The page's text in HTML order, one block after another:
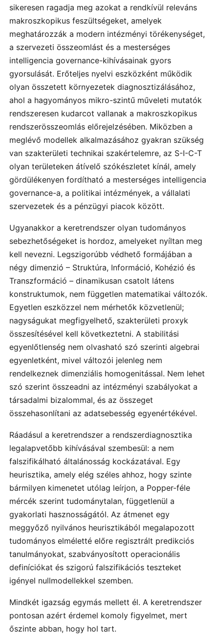
sikeresen ragadja meg azokat a rendkívül releváns
makroszkopikus feszültségeket, amelyek
meghatározzák a modern intézményi törékenységet,
a szervezeti összeomlást és a mesterséges
intelligencia governance-kihívásainak gyors
gyorsulását. Erőteljes nyelvi eszközként működik
olyan összetett környezetek diagnosztizálásához,
ahol a hagyományos mikro-szintű műveleti mutatók
rendszeresen kudarcot vallanak a makroszkopikus
rendszerösszeomlás előrejelzésében. Miközben a
meglévő modellek alkalmazásához gyakran szükség
van szakterületi technikai szakértelemre, az S-I-C-T
olyan területeken átívelő szókészletet kínál, amely
gördülékenyen fordítható a mesterséges intelligencia
governance-a, a politikai intézmények, a vállalati
szervezetek és a pénzügyi piacok között.
Ugyanakkor a keretrendszer olyan tudományos
sebezhetőségeket is hordoz, amelyeket nyíltan meg
kell nevezni. Legszigorúbb védhető formájában a
négy dimenzió – Struktúra, Információ, Kohézió és
Transzformáció – dinamikusan csatolt látens
konstruktumok, nem független matematikai változók.
Egyetlen eszközzel nem mérhetők közvetlenül;
nagyságukat megfigyelhető, szakterületi proxyk
összesítésével kell következtetni. A stabilitási
egyenlőtlenség nem olvasható szó szerinti algebrai
egyenletként, mivel változói jelenleg nem
rendelkeznek dimenziális homogenitással. Nem lehet
szó szerint összeadni az intézményi szabályokat a
társadalmi bizalommal, és az összeget
összehasonlítani az adatsebesség egyenértékével.
Ráadásul a keretrendszer a rendszerdiagnosztika
legalapvetőbb kihívásával szembesül: a nem
falszifikálható általánosság kockázatával. Egy
heurisztika, amely elég széles ahhoz, hogy szinte
bármilyen kimenetet utólag leírjon, a Popper-féle
mércék szerint tudománytalan, függetlenül a
gyakorlati hasznosságától. Az átmenet egy
meggyőző nyilvános heurisztikából megalapozott
tudományos elméletté előre regisztrált predikciós
tanulmányokat, szabványosított operacionális
definíciókat és szigorú falszifikációs teszteket
igényel nullmodellekkel szemben.
Mindkét igazság egymás mellett él. A keretrendszer
pontosan azért érdemel komoly figyelmet, mert
őszinte abban, hogy hol tart.